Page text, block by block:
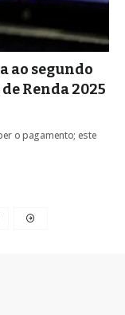
ao segundo
Renda 2025
o pagamento; este